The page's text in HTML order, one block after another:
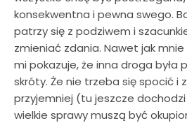
konsekwentna i pewna swego.
patrzy się z podziwem i
zmieniać zdania. Nawet jak
mi pokazuje, że inna droga była
skróty. Że nie trzeba się spocić i
przyjemniej (tu jeszcze
wielkie sprawy muszą być